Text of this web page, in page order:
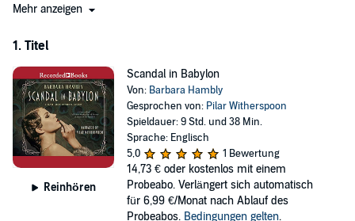
The year 1924. After six months in Hollywood, young British widow
movie-star Kitty Flint - even if her late husband’s sister is one of the
adorable Pekinese dogs isn’t work academically minded Emma
dreamed of, but Kitty rescued her when she was all alone in the
world. Now, the worst thing she has to worry about is the shocking
historical inaccuracies of the films Kitty stars in.
Until, that is, Rex Festraw - Kitty’s first husband, to whom she may
or may not still be married - turns up dead in her dressing room, a
threatening letter seemingly from Kitty in his pocket.
Emma’s certain her flighty but kindhearted sister-in-law has been
Mehr anzeigen
1. Titel
Reinhören
Scandal in Babylon
Von: Barbara Hambly
Gesprochen von: Pilar Witherspoon
Spieldauer: 9 Std. und 38 Min.
Sprache: Englisch
5,0
1 Bewertung
14,73 € oder kostenlos mit einem
Probeabo. Verlängert sich automatisch
für 6,99 €/Monat nach Ablauf des
Probeabos. Bedingungen gelten.